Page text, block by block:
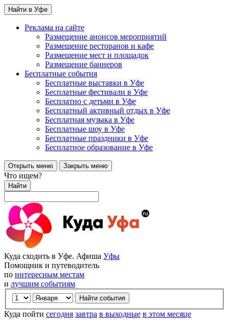
Найти в Уфе
Реклама на сайте
Размещение анонсов мероприятий
Размещение ресторанов и кафе
Размещение мест и площадок
Размещение баннеров
Бесплатные события
Бесплатные выставки в Уфе
Бесплатные фестивали в Уфе
Бесплатно с детьми в Уфе
Бесплатный активный отдых в Уфе
Бесплатная музыка в Уфе
Бесплатные шоу в Уфе
Бесплатные праздники в Уфе
Бесплатное образование в Уфе
Открыть меню Закрыть меню
Что ищем?
Найти
Куда сходить в Уфе. Афиша Уфы
Помощник и путеводитель
по интересным местам
и лучшим событиям
Куда пойти сегодня завтра в выходные в этом месяце